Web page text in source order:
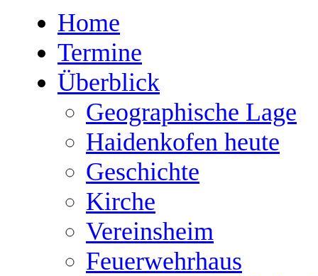
Home
Termine
Überblick
Geographische Lage
Haidenkofen heute
Geschichte
Kirche
Vereinsheim
Feuerwehrhaus